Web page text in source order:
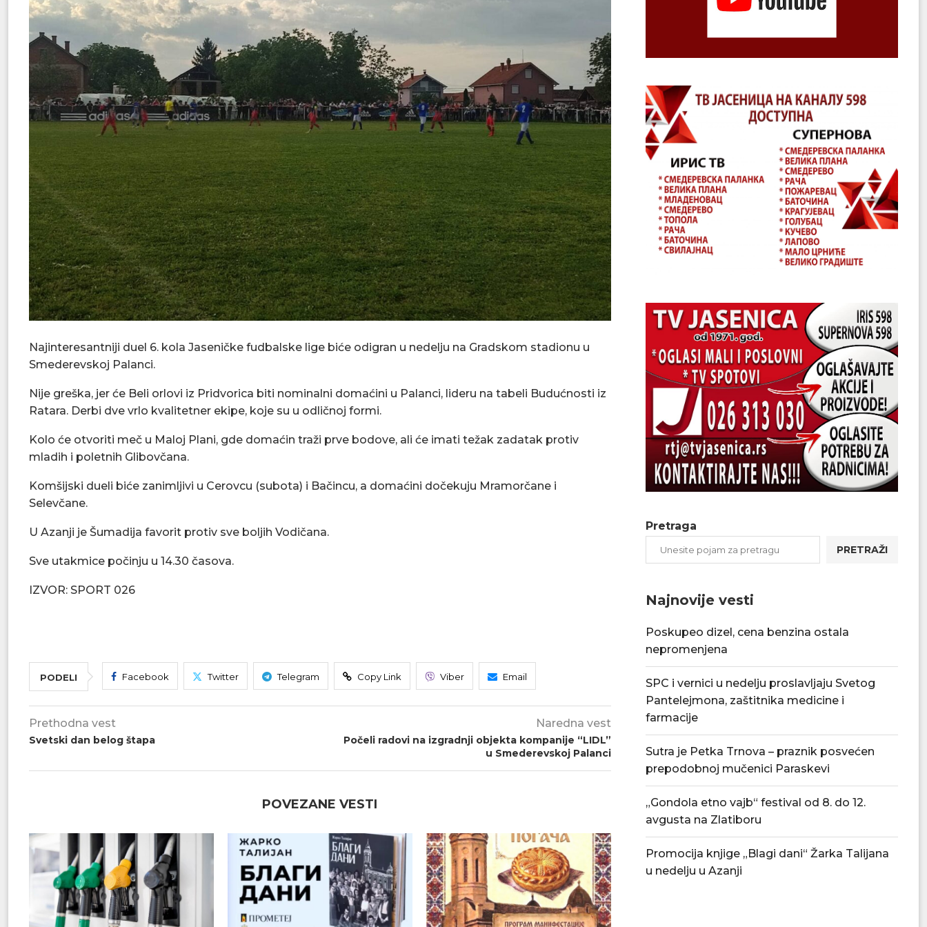
Najinteresantniji duel 6. kola Jaseničke fudbalske lige biće odigran u nedelju na Gradskom stadionu u
Smederevskoj Palanci.
Nije greška, jer će Beli orlovi iz Pridvorica biti nominalni domaćini u Palanci, lideru na tabeli Budućnosti iz
Ratara. Derbi dve vrlo kvalitetner ekipe, koje su u odličnoj formi.
Kolo će otvoriti meč u Maloj Plani, gde domaćin traži prve bodove, ali će imati težak zadatak protiv
mladih i poletnih Glibovčana.
Komšijski dueli biće zanimljivi u Cerovcu (subota) i Bačincu, a domaćini dočekuju Mramorčane i
Selevčane.
U Azanji je Šumadija favorit protiv sve boljih Vodičana.
Sve utakmice počinju u 14.30 časova.
IZVOR: SPORT 026
PODELI Facebook Twitter Telegram Copy Link Viber Email
Prethodna vest
Svetski dan belog štapa
Naredna vest
Počeli radovi na izgradnji objekta kompanije “LIDL”
u Smederevskoj Palanci
POVEZANE VESTI
Pretraga
PRETRAŽI
Najnovije vesti
Poskupeo dizel, cena benzina ostala
nepromenjena
SPC i vernici u nedelju proslavljaju Svetog
Pantelejmona, zaštitnika medicine i
farmacije
Sutra je Petka Trnova – praznik posvećen
prepodobnoj mučenici Paraskevi
„Gondola etno vajb“ festival od 8. do 12.
avgusta na Zlatiboru
Promocija knjige „Blagi dani“ Žarka Talijana
u nedelju u Azanji